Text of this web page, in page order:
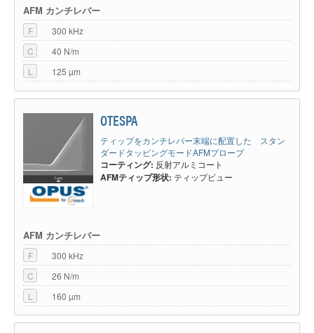
AFM カンチレバー
F
300 kHz
C
40 N/m
L
125 µm
OTESPA
ティップをカンチレバー末端に配置した スタン
ダードタッピングモードAFMプローブ
コーティング: 反射アルミコート
AFMティップ形状: ティップビュー
AFM カンチレバー
F
300 kHz
C
26 N/m
L
160 µm